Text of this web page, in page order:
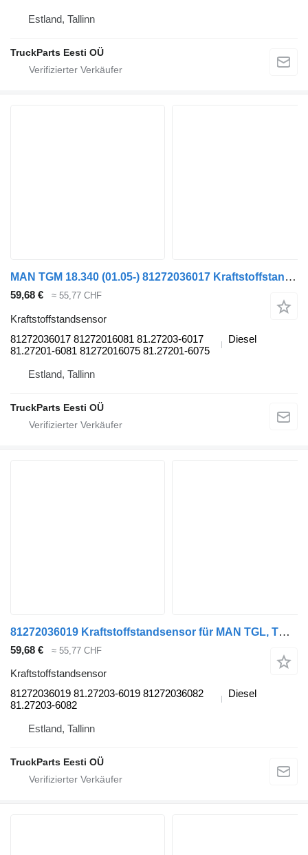
Estland, Tallinn
TruckParts Eesti OÜ
MAN TGM 18.340 (01.05-) 81272036017 Kraftstoffstandsensor für MAN TGL, TGM, TGS, TGX (2005-2021) Sattelzugmaschine
59,68 € ≈ 55,77 CHF
Kraftstoffstandsensor
81272036017 81272016081 81.27203-6017
81.27201-6081 81272016075 81.27201-6075
Diesel
Estland, Tallinn
TruckParts Eesti OÜ
81272036019 Kraftstoffstandsensor für MAN TGL, TGM, TGS, TGX (2005-2021) Sattelzugmaschine
59,68 € ≈ 55,77 CHF
Kraftstoffstandsensor
81272036019 81.27203-6019 81272036082
81.27203-6082
Diesel
Estland, Tallinn
TruckParts Eesti OÜ